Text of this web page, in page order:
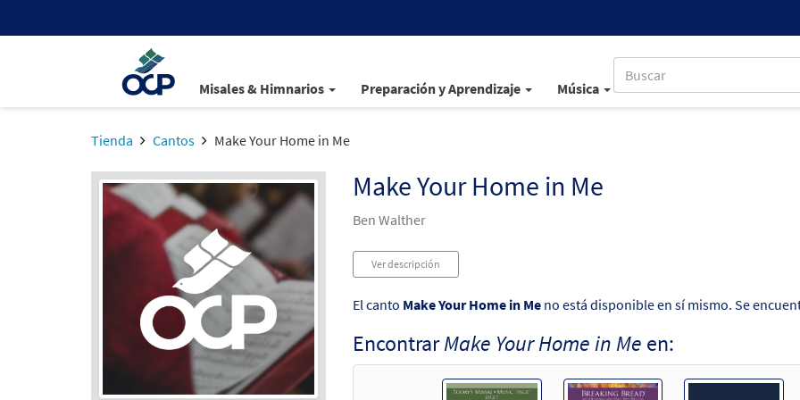
Misales & Himnarios Preparación y Aprendizaje Música
Tienda Cantos Make Your Home in Me
Make Your Home in Me
Ben Walther
Ver descripción
El canto Make Your Home in Meno está disponible en sí mismo. Se
EncontrarMake Your Home in Me en: